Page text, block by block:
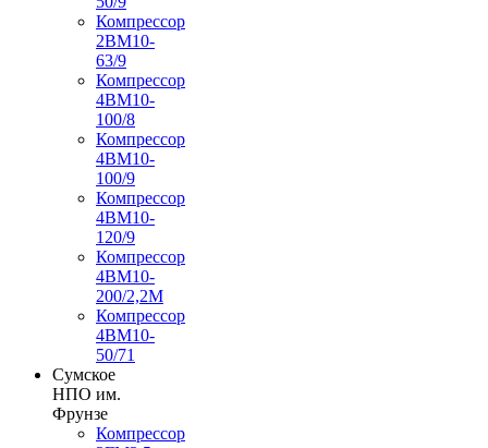
Компрессор
2ВМ10-
63/9
Компрессор
4ВМ10-
100/8
Компрессор
4ВМ10-
100/9
Компрессор
4ВМ10-
120/9
Компрессор
4ВМ10-
200/2,2М
Компрессор
4ВМ10-
50/71
Сумское
НПО им.
Фрунзе
Компрессор